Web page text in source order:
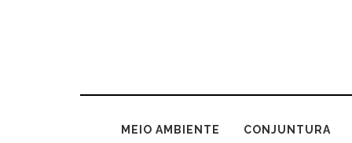
MEIO AMBIENTE CONJUNTURA